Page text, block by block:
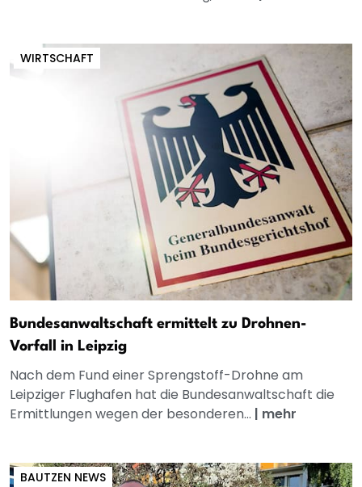
WIRTSCHAFT
Bundesanwaltschaft ermittelt zu Drohnen-
Vorfall in Leipzig
Nach dem Fund einer Sprengstoff-Drohne am
Leipziger Flughafen hat die Bundesanwaltschaft die
Ermittlungen wegen der besonderen... | mehr
BAUTZEN NEWS